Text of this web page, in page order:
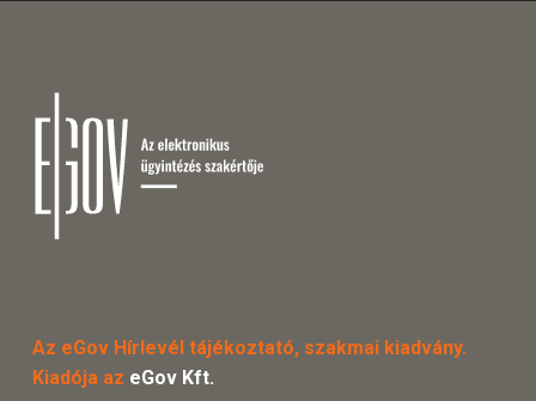
Az eGov Hírlevél tájékoztató, szakmai kiadvány.
Kiadója az eGov Kft.